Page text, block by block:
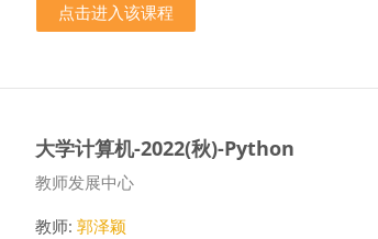
点击进入该课程
大学计算机-2022(秋)-Python
课程类别
教师发展中心
教师:郭泽颖